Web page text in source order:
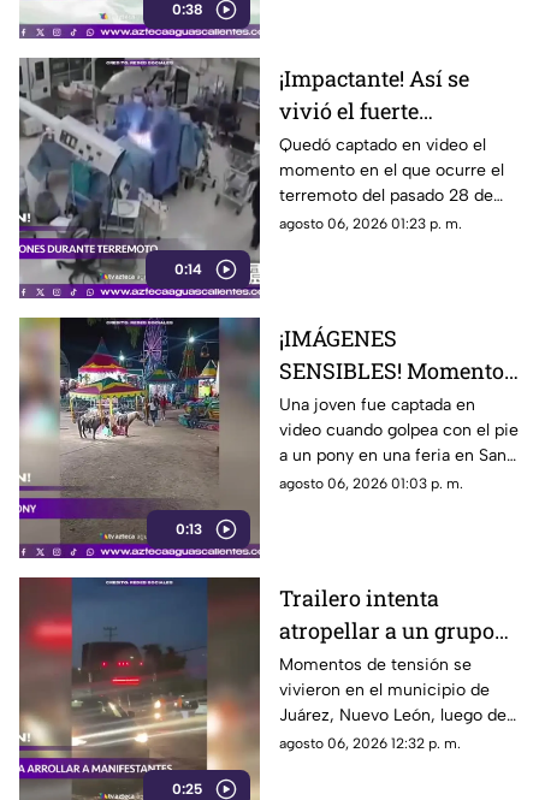
0:38
0:14
¡Impactante! Así se
vivió el fuerte
terremoto en el
quirófano de un
hospital
Quedó captado en video el
momento en el que ocurre el
terremoto del pasado 28 de
julio en Japón al interior de un
agosto 06, 2026 01:23 p. m.
0:13
¡IMÁGENES
SENSIBLES! Momento
en el que mujer golpea
a un pony durante una
feria
Una joven fue captada en
video cuando golpea con el pie
a un pony en una feria en San
Luis Potosí; el hecho ha
agosto 06, 2026 01:03 p. m.
0:25
Trailero intenta
atropellar a un grupo
de personas y choca
varios vehículos
Momentos de tensión se
vivieron en el municipio de
Juárez, Nuevo León, luego de
que un trailero presuntamente
agosto 06, 2026 12:32 p. m.